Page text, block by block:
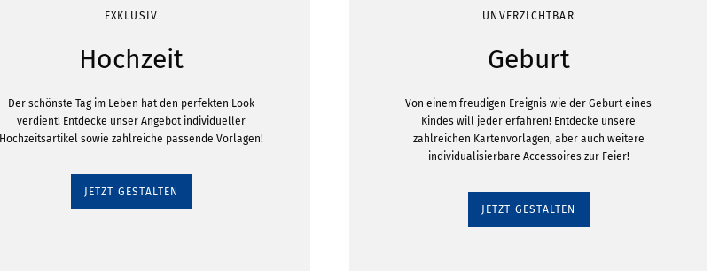
EXKLUSIV
Hochzeit
Der schönste Tag im Leben hat den perfekten Look
verdient! Entdecke unser Angebot individueller
Hochzeitsartikel sowie zahlreiche passende Vorlagen!
JETZT GESTALTEN
UNVERZICHTBAR
Geburt
Von einem freudigen Ereignis wie der Geburt eines
Kindes will jeder erfahren! Entdecke unsere
zahlreichen Kartenvorlagen, aber auch weitere
individualisierbare Accessoires zur Feier!
JETZT GESTALTEN